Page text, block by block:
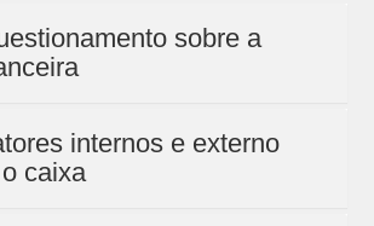
sobre a
internos e externo
caixa